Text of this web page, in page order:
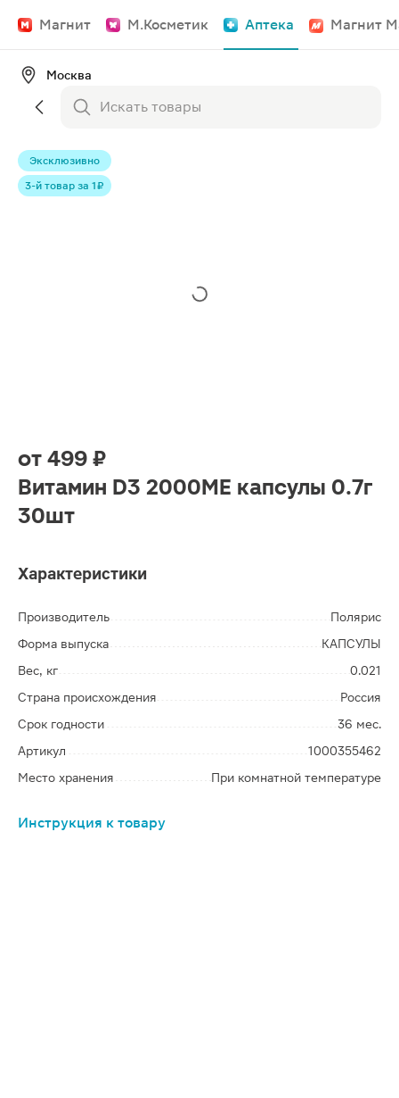
Магнит М.Косметик Аптека Магнит
Москва
Эксклюзивно
3-й товар за 1 ₽
от 499 ₽
Витамин D3 2000МЕ капсулы 0.7г
30шт
Характеристики
Производитель
Полярис
Форма выпуска
КАПСУЛЫ
Вес, кг
0.021
Страна происхождения
Россия
Срок годности
36 мес.
Артикул
1000355462
Место хранения
При комнатной температуре
Инструкция к товару